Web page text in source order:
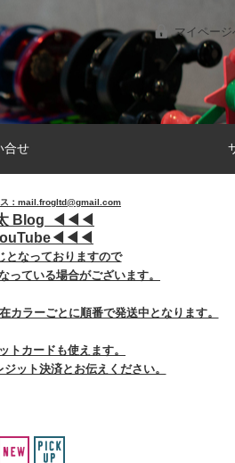
マイペー
合せ
ス：mail.frogltd@gmail.com
Blog ◀︎ ◀︎ ◀︎
◀︎ ◀︎
なっておりますので
っている場合がございます。
カラーごとに順番で発送中となります。
トカードも使えます。
ット決済とお伝えください。